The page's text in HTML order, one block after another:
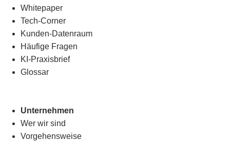
Whitepaper
Tech-Corner
Kunden-Datenraum
Häufige Fragen
KI-Praxisbrief
Glossar
Unternehmen
Wer wir sind
Vorgehensweise